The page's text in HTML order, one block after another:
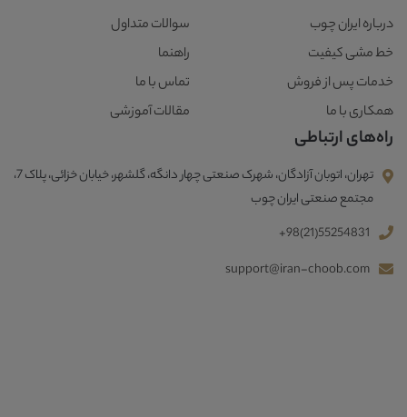
درباره ایران چوب
خط مشی کیفیت
خدمات پس از فروش
همکاری با ما
سوالات متداول
راهنما
تماس با ما
مقالات آموزشی
راه‌های ارتباطی
تهران، اتوبان آزادگان، شهرک صنعتی چهار دانگه، گلشهر، خیابان خزائی، پلاک 7،
مجتمع صنعتی ایران چوب
+98(21)55254831
support@iran-choob.com